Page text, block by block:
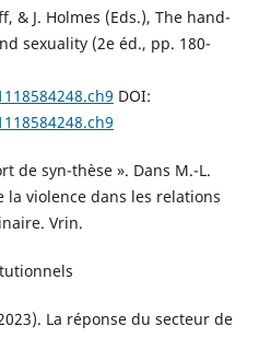
& J. Holmes (Eds.), The hand-
sexuality (2e éd., pp. 180-
DOI:
de syn-thèse ». Dans M.-L.
la violence dans les relations
Vrin.
La réponse du secteur de